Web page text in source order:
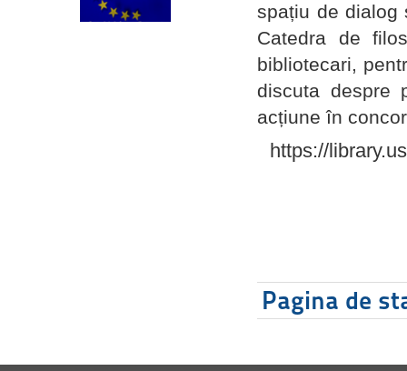
spațiu de dialog
Catedra de
bibliotecari,
discuta despre
acțiune în
https://
Pagina de